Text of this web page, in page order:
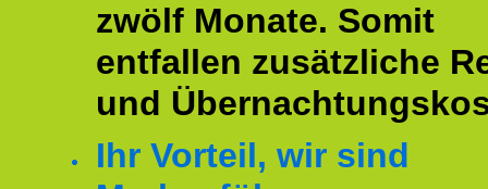
zwölf Monate. Somit
entfallen zusätzliche
und
Ihr Vorteil, wir sind